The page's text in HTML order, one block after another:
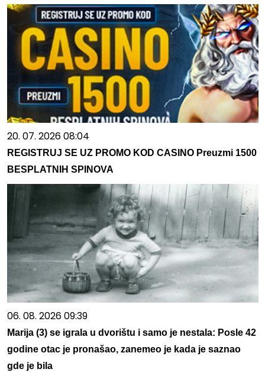
20. 07. 2026 08:04
REGISTRUJ SE UZ PROMO KOD CASINO Preuzmi 1500
BESPLATNIH SPINOVA
06. 08. 2026 09:39
Marija (3) se igrala u dvorištu i samo je nestala: Posle 42
godine otac je pronašao, zanemeo je kada je saznao
gde je bila